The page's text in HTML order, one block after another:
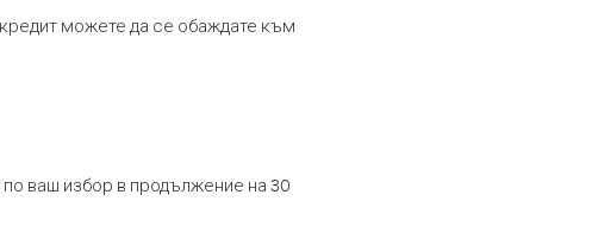
можете да се обаждате към
ваш избор в продължение на 30